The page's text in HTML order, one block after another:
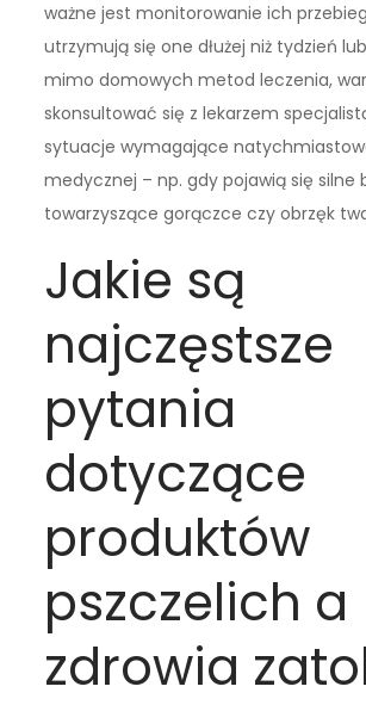
ważne jest monitorowanie ich
utrzymują się one dłużej niż tydzień
mimo domowych metod leczenia,
skonsultować się z lekarzem
sytuacje wymagające
medycznej – np. gdy pojawią się silne
towarzyszące gorączce czy obrzęk
Jakie są
najczęstsze
pytania
dotyczące
produktów
pszczelich a
zdrowia